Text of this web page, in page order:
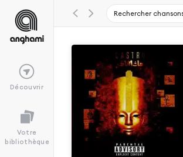
Découvrir
Votre
bibliothèque